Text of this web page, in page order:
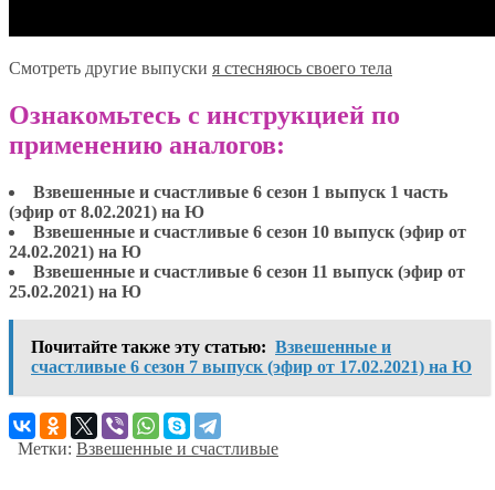
Смотреть другие выпуски я стесняюсь своего тела
Ознакомьтесь с инструкцией по
применению аналогов:
Взвешенные и счастливые 6 сезон 1 выпуск 1 часть
(эфир от 8.02.2021) на Ю
Взвешенные и счастливые 6 сезон 10 выпуск (эфир от
24.02.2021) на Ю
Взвешенные и счастливые 6 сезон 11 выпуск (эфир от
25.02.2021) на Ю
Почитайте также эту статью: Взвешенные и
счастливые 6 сезон 7 выпуск (эфир от 17.02.2021) на Ю
Метки: Взвешенные и счастливые